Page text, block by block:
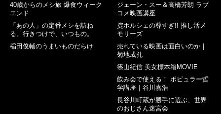
40歳からのメシ旅 爆食ウィーク
エンド
「あの人」の定番メシを訪ね
る。行きつけで、いつもの。
稲田俊輔のうまいものだらけ
ジェーン・スー＆高橋芳朗 ラブ
コメ映画講座
掟ポルシェの尊すぎ!! 推し活メ
モリーズ
売れている映画は面白いのか｜
菊地成孔
篠山紀信 美女標本箱MOVIE
飲み会で使える！ ポピュラー哲
学講座｜谷川嘉浩
長谷川町蔵が勝手に選ぶ、世界
のおじさん迷宮会